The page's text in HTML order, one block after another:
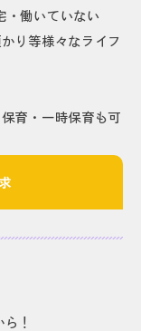
・働いていない
り等様々なライフ
育・一時保育も可
！